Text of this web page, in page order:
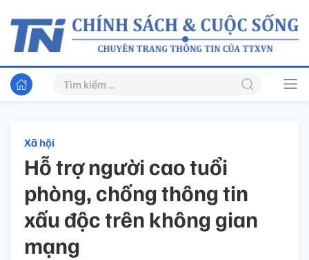
Xã hội
Hỗ trợ người cao tuổi
phòng, chống thông tin
xấu độc trên không gian
mạng